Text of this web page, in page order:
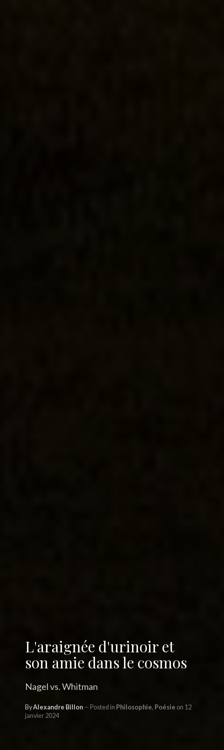
L'araignée d'urinoir et
son amie dans le cosmos
Nagel vs. Whitman
ByAlexandre Billon Posted in Philosophie, Poésie on 12
janvier 2024